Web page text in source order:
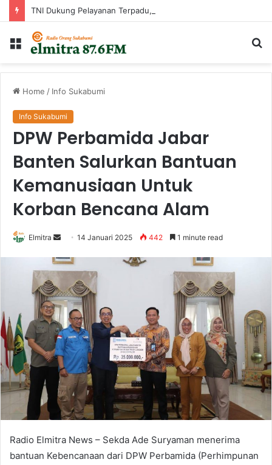
Menu
Home / Info Sukabumi
Info Sukabumi
DPW Perbamida Jabar
Banten Salurkan Bantuan
Kemanusiaan Untuk
Korban Bencana Alam
Elmitra
Send
email
14 Januari 2025 442 1 minute read
Radio Elmitra News – Sekda Ade Suryaman menerima
bantuan Kebencanaan dari DPW Perbamida (Perhimpunan